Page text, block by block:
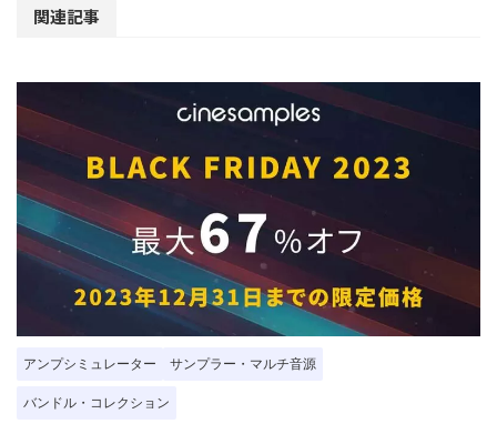
関連記事
アンプシミュレーター サンプラー・マルチ音源
バンドル・コレクション